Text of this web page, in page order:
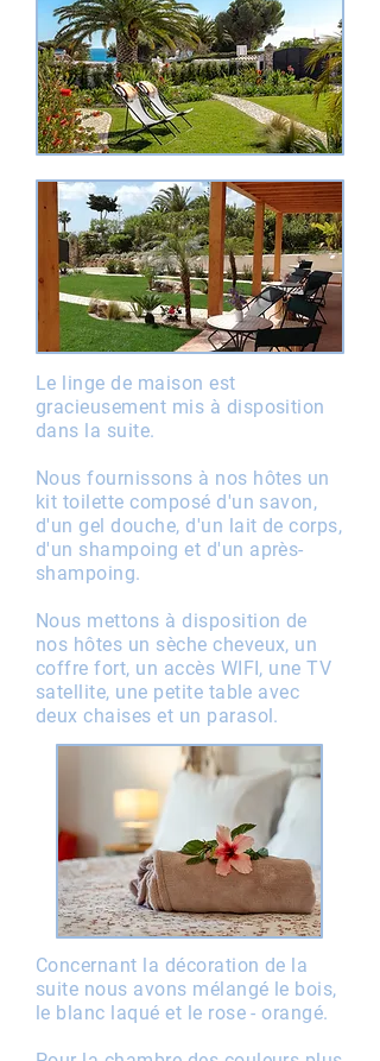
Le linge de maison est
gracieusement mis à disposition
dans la suite.
Nous fournissons à nos hôtes un
kit toilette composé d'un savon,
d'un gel douche, d'un lait de corps,
d'un shampoing et d'un après-
shampoing.
Nous mettons à disposition de
nos hôtes un sèche cheveux, un
coffre fort, un accès WIFI, une TV
satellite, une petite table avec
deux chaises et un parasol.
Concernant la décoration de la
suite nous avons mélangé le bois,
le blanc laqué et le rose - orangé.